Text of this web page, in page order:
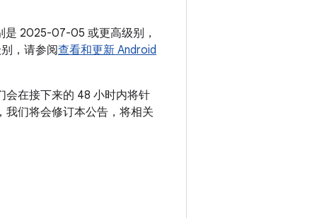
是 2025-07-05 或更高级别，
，请参阅查看和更新 Android
会在接下来的 48 小时内将针
我们将会修订本公告，将相关